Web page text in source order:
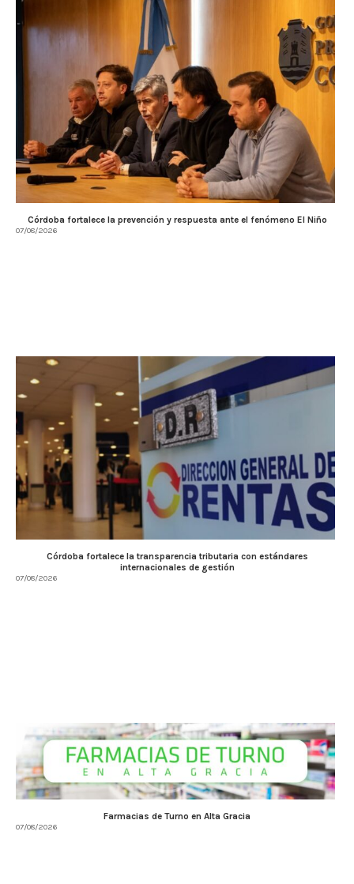
Córdoba fortalece la prevención y respuesta ante el fenómeno El Niño
07/08/2026
Córdoba fortalece la transparencia tributaria con estándares
internacionales de gestión
07/08/2026
Farmacias de Turno en Alta Gracia
07/08/2026